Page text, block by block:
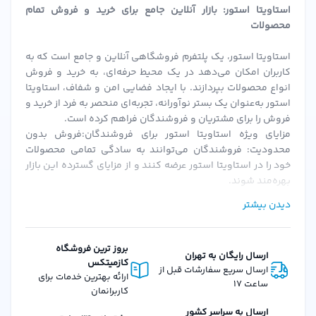
استاویتا استور: بازار آنلاین جامع برای خرید و فروش تمام
محصولات
استاویتا استور، یک پلتفرم فروشگاهی آنلاین و جامع است که به
کاربران امکان می‌دهد در یک محیط حرفه‌ای، به خرید و فروش
انواع محصولات بپردازند. با ایجاد فضایی امن و شفاف، استاویتا
استور به‌عنوان یک بستر نوآورانه، تجربه‌ای منحصر به فرد از خرید و
فروش را برای مشتریان و فروشندگان فراهم کرده است.
مزایای ویژه استاویتا استور برای فروشندگان:فروش بدون
محدودیت: فروشندگان می‌توانند به سادگی تمامی محصولات
خود را در استاویتا استور عرضه کنند و از مزایای گسترده این بازار
بهره‌مند شوند.
فروشندگان می‌توانند به سرعت فعالیت خود را آغاز کنند.
کمیسیون‌های منعطف: استاویتا استور با ارائه کمیسیون‌های
قابل تنظیم، شرایطی را فراهم می‌کند که فروشندگان بتوانند به
بهترین نحو از پلتفرم استفاده کنند.
امکانات و ویژگی‌های استاویتا استور برای مشتریان:تنوع گسترده
محصولات: از لوازم آرایشی، بهداشتی، عطرها و محصولات دیگر، تا
کالاهای دیجیتال و فیزیکی، استاویتا استور همه نیازهای شما را
دیدن بیشتر
ارسال رایگان به تهران
ارسال سریع سفارشات قبل از
ساعت 17
بروز ترین فروشگاه
کازمیتکس
ارائه بهترین خدمات برای
کاربرانمان
ارسال به سراسر کشور